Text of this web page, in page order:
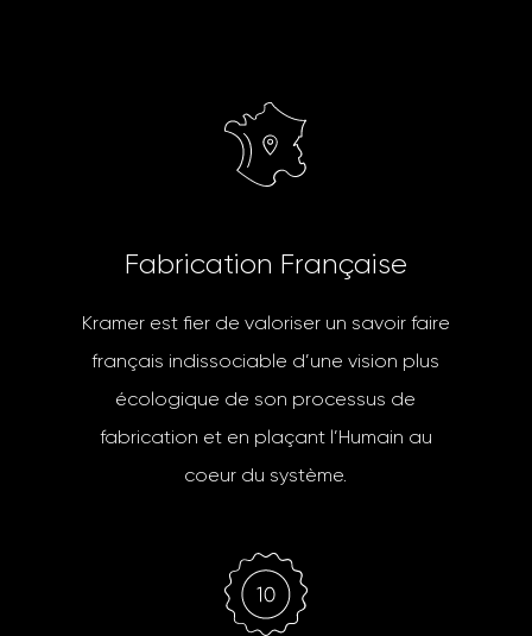
Fa brication Française
Kramer est fier de valoriser un savoir faire
français indissociable d’une vision plus
écologique de son processus de
fabrication et en plaçant l’Humain au
coeur du système.